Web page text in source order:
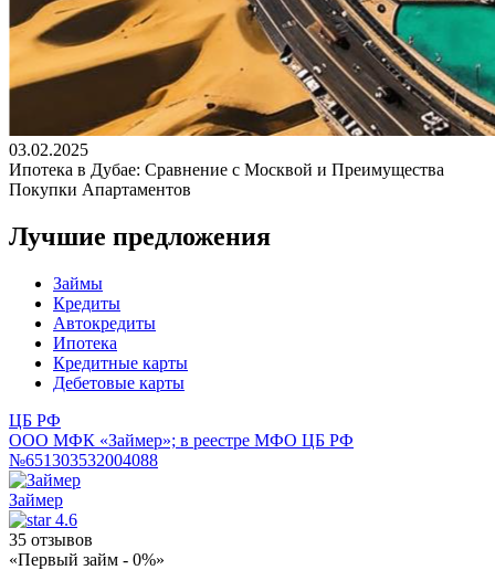
03.02.2025
Ипотека в Дубае: Сравнение с Москвой и Преимущества
Покупки Апартаментов
Лучшие предложения
Займы
Кредиты
Автокредиты
Ипотека
Кредитные карты
Дебетовые карты
ЦБ РФ
ООО МФК «Займер»; в реестре МФО ЦБ РФ
№651303532004088
Займер
4.6
35 отзывов
«Первый займ - 0%»